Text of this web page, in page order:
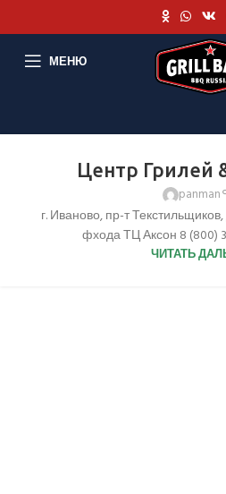
МЕНЮ
Центр Грилей
panman
г. Иваново, пр-т
фхода ТЦ Аксон 8 (800)
ЧИТАТЬ